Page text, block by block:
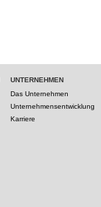
UNTERNEHMEN
Das Unternehmen
Unternehmensentwicklung
Karriere